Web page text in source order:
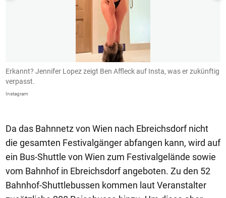
Erkannt? Jennifer Lopez zeigt Ben Affleck auf Insta, was er zukünftig
verpasst.
Instagram
Da das Bahnnetz von Wien nach Ebreichsdorf nicht
die gesamten Festivalgänger abfangen kann, wird auf
ein Bus-Shuttle von Wien zum Festivalgelände sowie
vom Bahnhof in Ebreichsdorf angeboten. Zu den 52
Bahnhof-Shuttlebussen kommen laut Veranstalter